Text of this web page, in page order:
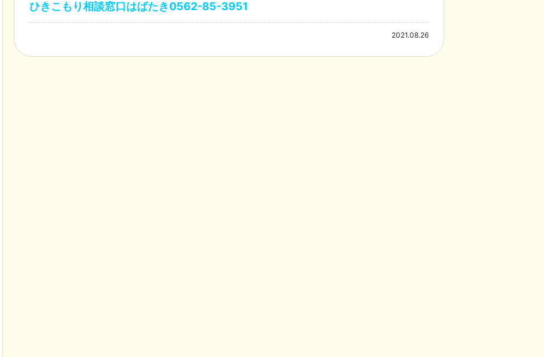
ひきこもり相談窓口はばたき0562-85-3951
2021.08.26